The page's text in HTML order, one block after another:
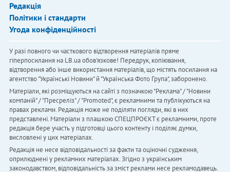
Редакція
Політики і стандарти
Угода конфіденційності
У разі повного чи часткового відтворення матеріалів пряме
гіперпосилання на LB.ua обов'язкове! Передрук, копіювання,
відтворення або інше використання матеріалів, що містять посилання на
агентство "Українськi Новини" й "Українська Фото Група", заборонено.
Матеріали, які розміщуються на сайті з позначкою "Реклама" / "Новини
компаній" / "Пресреліз" / "Promoted", є рекламними та публікуються на
правах реклами. Редакція може не поділяти погляди, які в них
представлені. Матеріали з плашкою СПЕЦПРОЄКТ є рекламними, проте
редакція бере участь у підготовці цього контенту і поділяє думки,
висловлені у цих матеріалах.
Редакція не несе відповідальності за факти та оціночні судження,
оприлюднені у рекламних матеріалах. Згідно з українським
законодавством, відповідальність за зміст реклами несе рекламодавець.